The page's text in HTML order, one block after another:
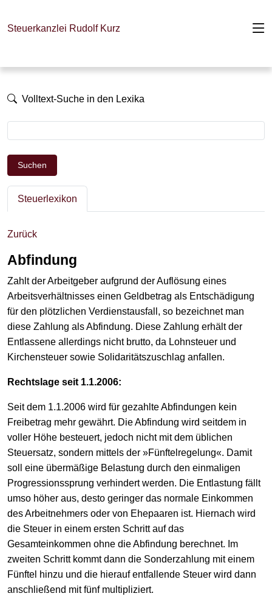
Steuerkanzlei Rudolf Kurz
Volltext-Suche in den Lexika
Suchen
Steuerlexikon
Zurück
Abfindung
Zahlt der Arbeitgeber aufgrund der Auflösung eines
Arbeitsverhältnisses einen Geldbetrag als Entschädigung
für den plötzlichen Verdienstausfall, so bezeichnet man
diese Zahlung als Abfindung. Diese Zahlung erhält der
Entlassene allerdings nicht brutto, da Lohnsteuer und
Kirchensteuer sowie Solidaritätszuschlag anfallen.
Rechtslage seit 1.1.2006:
Seit dem 1.1.2006 wird für gezahlte Abfindungen kein
Freibetrag mehr gewährt. Die Abfindung wird seitdem in
voller Höhe besteuert, jedoch nicht mit dem üblichen
Steuersatz, sondern mittels der »Fünftelregelung«. Damit
soll eine übermäßige Belastung durch den einmaligen
Progressionssprung verhindert werden. Die Entlastung fällt
umso höher aus, desto geringer das normale Einkommen
des Arbeitnehmers oder von Ehepaaren ist. Hiernach wird
die Steuer in einem ersten Schritt auf das
Gesamteinkommen ohne die Abfindung berechnet. Im
zweiten Schritt kommt dann die Sonderzahlung mit einem
Fünftel hinzu und die hierauf entfallende Steuer wird dann
anschließend mit fünf multipliziert.